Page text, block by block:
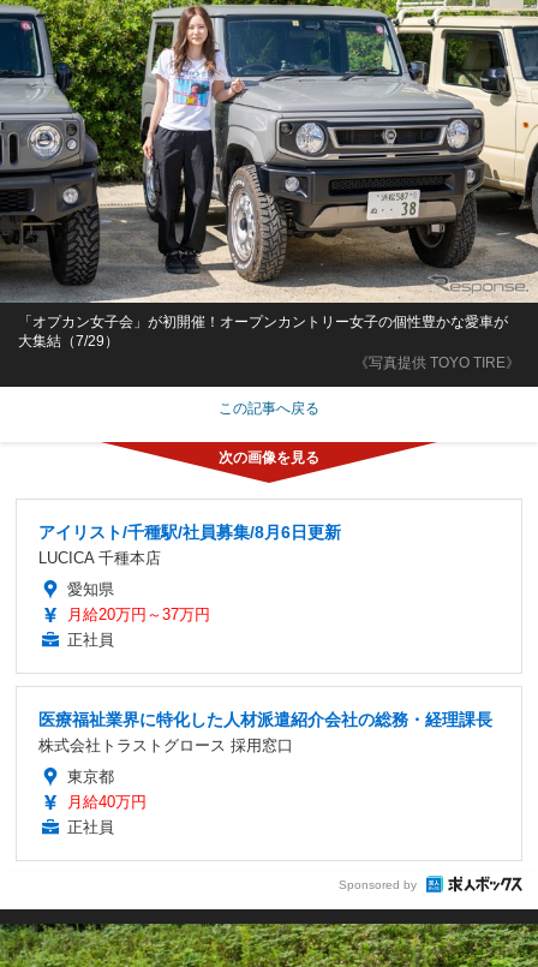
《写真提供 TOYO TIRE》
「オプカン女子会」が初開催！オープンカントリー女子の個性豊かな愛車が
大集結（7/29）
この記事へ戻る
アイリスト/千種駅/社員募集/8月6日更新
LUCICA 千種本店
愛知県
月給20万円～37万円
正社員
医療福祉業界に特化した人材派遣紹介会社の総務・経理課長
株式会社トラストグロース 採用窓口
東京都
月給40万円
正社員
Sponsored by